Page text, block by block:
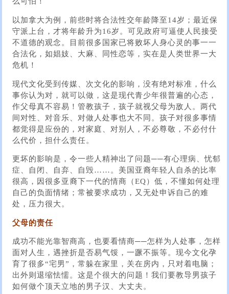
以加拿大为例，前些时将合法性交年龄降至14岁；最近保
守派上台，才将年龄升为16岁。可见政府可逼使人民接受
不道德的观念。目前很多国家已将败坏人身心灵的事一一
合法化，如娼妓、大麻、同性恋等，实在是人类世界一大
危机！
现代文化受到传媒、次文化的影响，没有绝对标准，什么
事你认为对，就可以做，这是现代青少年很普遍的心态，
作父母真不容易！管教孩子，孩子就视父母为敌人。两代
间对性、对音乐、对做人处事也大不同。孩子对很多事情
都觉得是应份的，对家庭、对别人，不必尊敬，不必付什
么代价，担什么责任。
更坏的影响是，令一些人精神出了问题──有心理病、忧郁
症、自闭、自弃、自毁……。美国亚裔年轻人自杀的比率
很高，因很​​多亚裔下一代的情商（EQ）低，不懂如何处理
自己的负面情绪；常被要求成功，又无处申诉自己的难
处，压力很大。
父母的责任
成功不能光靠智商高，也要看情商──怎样为人处事，怎样
面对人生，遇挫折是否易气馁，一蹶不振等。现今文化孕
育了很多“宅男”，常躲在家里，关在房内，只对着电脑；
出外则退缩怯懦。这是个很大的问题！我们要教导男孩子
如何做个顶天立地的男子汉、大丈夫。